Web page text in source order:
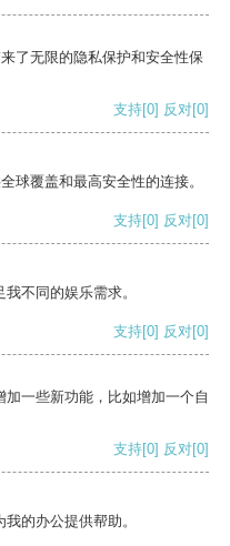
了无限的隐私保护和安全性保
支持[0] 反对[0]
球覆盖和最高安全性的连接。
支持[0] 反对[0]
不同的娱乐需求。
支持[0] 反对[0]
一些新功能，比如增加一个自
支持[0] 反对[0]
的办公提供帮助。